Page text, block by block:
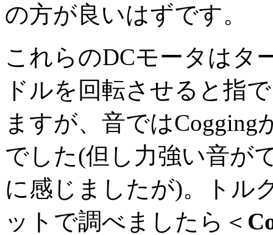
の方が良いはずです。
これらのDCモータはタ
ドルを回転させると指
ますが、音では
でした(但し力強い音が
に感じましたが)。トル
ットで調べましたら＜